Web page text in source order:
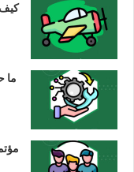
كيف
ما